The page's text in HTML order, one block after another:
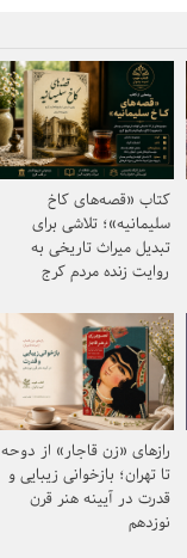
کتاب «قصه‌های کاخ
سلیمانیه»؛ تلاشی برای
تبدیل میراث تاریخی به
روایت زنده مردم کرج
رازهای «زن قاجار» از دوحه
تا تهران؛ بازخوانی زیبایی و
قدرت در آیینه هنر قرن
نوزدهم